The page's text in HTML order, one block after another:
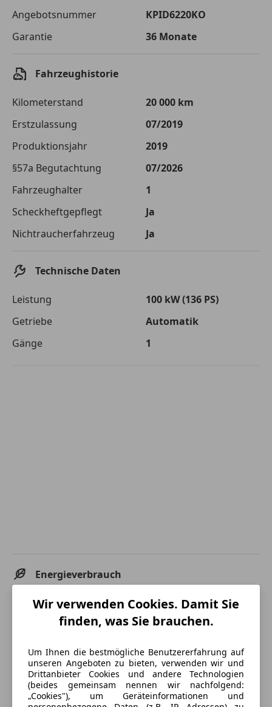
Einberechnete Gebühren
€ 0,-
Effektivzinsatz
7,50 %
von der von Ihnen gewählten Bank. Rückzahlungszeitraum 1-10
Angebotsnummer
KPID6220KO
Garantie
36 Monate
Fahrzeughistorie
Kilometerstand
20 000 km
Erstzulassung
07/2019
Produktionsjahr
2019
§57a Begutachtung
07/2026
Fahrzeughalter
1
Scheckheftgepflegt
Ja
Nichtraucherfahrzeug
Ja
Technische Daten
Leistung
100 kW (136 PS)
Getriebe
Automatik
Gänge
1
Energieverbrauch
Kraftstoff
Elektro
Elektrische Reichweite
133 km
CO₂-Emissionen
1 g/km (komb.)
Energieeffizienzklasse
A+
CO₂-Effizienz
Auf der Grundlage der
gemessenen CO₂-Emissionen
Wir verwenden Cookies. Damit Sie
finden, was Sie brauchen.
Um Ihnen die bestmögliche Benutzererfahrung auf
unseren Angeboten zu bieten, verwenden wir und
Drittanbieter Cookies und andere Technologien
(beides gemeinsam nennen wir nachfolgend:
„Cookies"), um Geräteinformationen und